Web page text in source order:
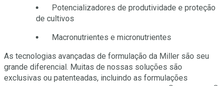
Potencializadores de produtividade e proteção
de cultivos
Macronutrientes e micronutrientes
As tecnologias avançadas de formulação da Miller são seu
grande diferencial. Muitas de nossas soluções são
exclusivas ou patenteadas, incluindo as formulações